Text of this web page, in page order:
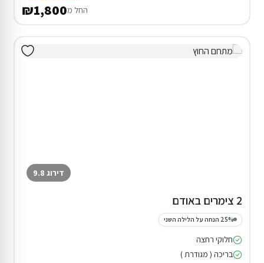
החל מ₪1,800
דירוג 9.8
2 צימרים באודם
25% הנחה על הלילה השני
חלוקי רחצה
בריכה ( מגודרת )